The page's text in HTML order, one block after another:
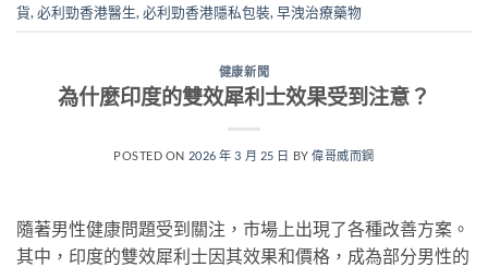
貨, 必利勁香港醫生, 必利勁香港隱私包裝, 早洩治療藥物
健康新聞
為什麼印度的雙效犀利士效果受到注意？
POSTED ON 2026 年 3 月 25 日 BY偉哥威而鋼
隨著男性健康問題受到關注，市場上出現了各種改善方案。
其中，印度的雙效犀利士因其效果和價格，成為部分男性的